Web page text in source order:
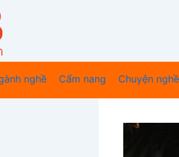
nghề Cẩm nang Chuyện nghề